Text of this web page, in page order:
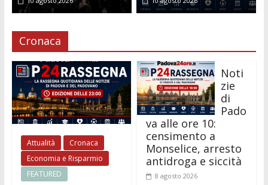
Cronaca
Attualità
Cronaca
Economia e Risparmio
FEATURED
Noti
zie
di
Pado
va alle ore 10:
censimento a
Monselice, arresto
antidroga e siccità
8 agosto 2026